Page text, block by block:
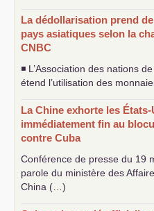
La dédollarisation prend
pays asiatiques selon la
CNBC
◾ L’Association des nations
étend l’utilisation des
La Chine exhorte les
immédiatement fin au
contre Cuba
Conférence de presse du 19
parole du ministère des
China (…)